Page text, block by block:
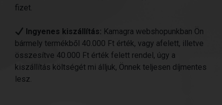
fizet.
Ingyenes kiszállítás: Kamagra webshopunkban Ön
bármely termékből 40.000 Ft érték, vagy afelett, illetve
összesítve 40.000 Ft érték felett rendel, úgy a
kiszállítás költségét mi álljuk, Önnek teljesen díjmentes
lesz.